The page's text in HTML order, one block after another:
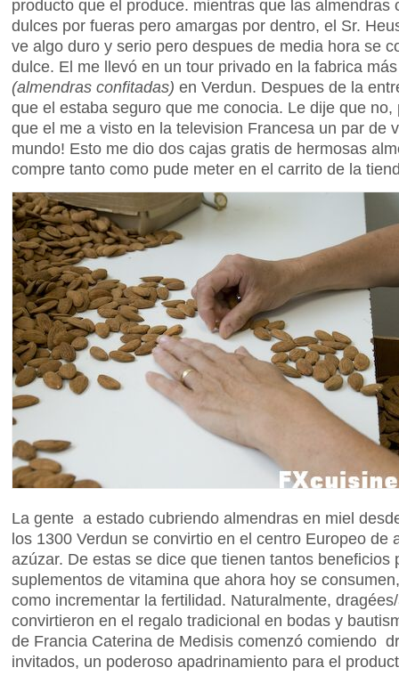
producto que el produce. mientras que las almendras
dulces por fueras pero amargas por dentro, el Sr.
ve algo duro y serio pero despues de media hora se
dulce. El me llevó en un tour privado en la fabrica
(almendras confitadas) en Verdun. Despues de la
que el estaba seguro que me conocia. Le dije que
que el me a visto en la television Francesa un par de
mundo! Esto me dio dos cajas gratis de hermosas
compre tanto como pude meter en el carrito de la
La gente a estado cubriendo almendras en miel
los 1300 Verdun se convirtio en el centro Europeo de
azúzar. De estas se dice que tienen tantos beneficios
suplementos de vitamina que ahora hoy se
como incrementar la fertilidad. Naturalmente,
convirtieron en el regalo tradicional en bodas y
de Francia Caterina de Medisis comenzó comiendo
invitados, un poderoso apadrinamiento para el